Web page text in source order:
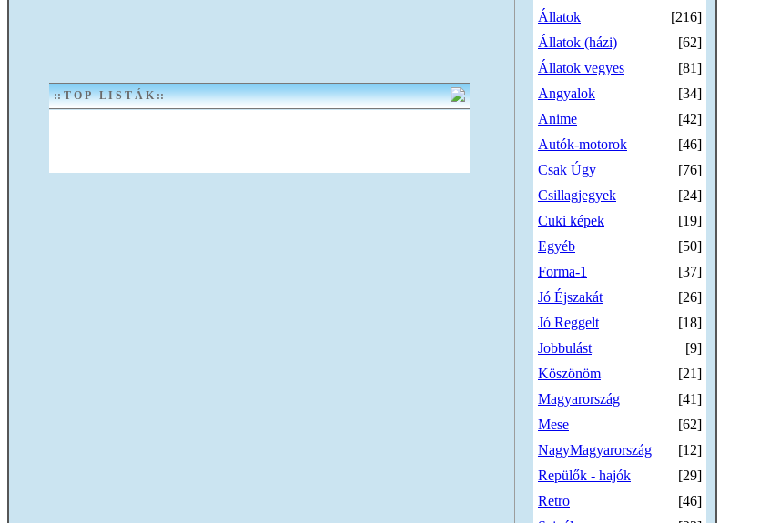
:: T O P L I S T Á K ::
Állatok
[216]
Állatok (házi)
[62]
Állatok vegyes
[81]
Angyalok
[34]
Anime
[42]
Autók-motorok
[46]
Csak Úgy
[76]
Csillagjegyek
[24]
Cuki képek
[19]
Egyéb
[50]
Forma-1
[37]
Jó Éjszakát
[26]
Jó Reggelt
[18]
Jobbulást
[9]
Köszönöm
[21]
Magyarország
[41]
Mese
[62]
NagyMagyarország
[12]
Repülők - hajók
[29]
Retro
[46]